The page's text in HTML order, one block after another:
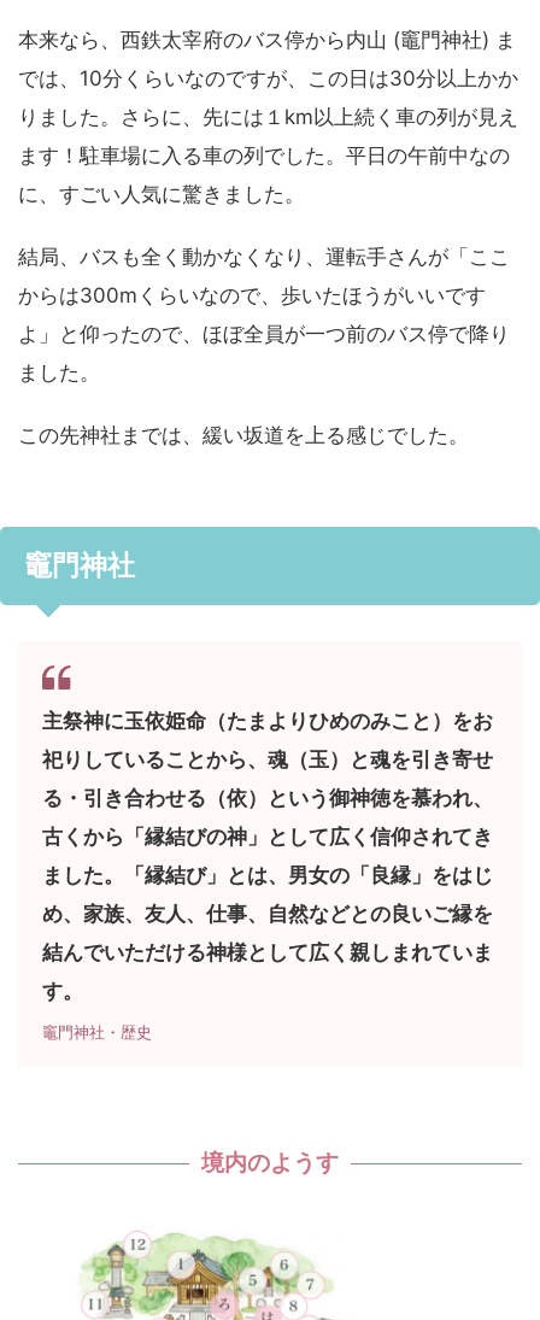
本来なら、西鉄太宰府のバス停から内山 (竈門神社) ま
では、10分くらいなのですが、この日は30分以上かか
りました。さらに、先には１km以上続く車の列が見え
ます！駐車場に入る車の列でした。平日の午前中なの
に、すごい人気に驚きました。
結局、バスも全く動かなくなり、運転手さんが「ここ
からは300mくらいなので、歩いたほうがいいです
よ」と仰ったので、ほぼ全員が一つ前のバス停で降り
ました。
この先神社までは、緩い坂道を上る感じでした。
竈門神社
主祭神に玉依姫命（たまよりひめのみこと）をお
祀りしていることから、魂（玉）と魂を引き寄せ
る・引き合わせる（依）という御神徳を慕われ、
古くから「縁結びの神」として広く信仰されてき
ました。「縁結び」とは、男女の「良縁」をはじ
め、家族、友人、仕事、自然などとの良いご縁を
結んでいただける神様として広く親しまれていま
す。
竈門神社・歴史
境内のようす